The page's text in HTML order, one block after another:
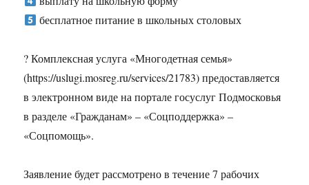
бесплатное питание в школьных столовых
? Комплексная услуга «Многодетная семья»
(https://uslugi.mosreg.ru/services/21783) предоставляется
в электронном виде на портале госуслуг Подмосковья
в разделе «Гражданам» – «Соцподдержка» –
«Соцпомощь».
Заявление будет рассмотрено в течение 7 рабочих